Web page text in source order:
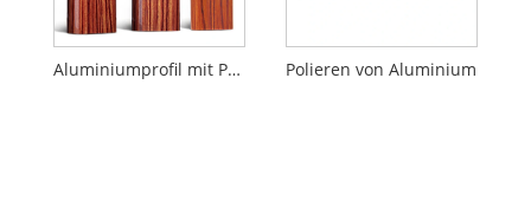
Aluminiumprofil mit Pulverbeschichtung aus Holz Polieren von Aluminium